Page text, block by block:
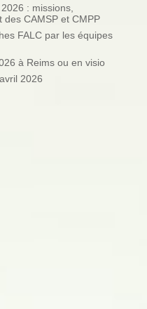
: missions,
CAMSP et CMPP
FALC par les équipes
à Reims ou en visio
2026